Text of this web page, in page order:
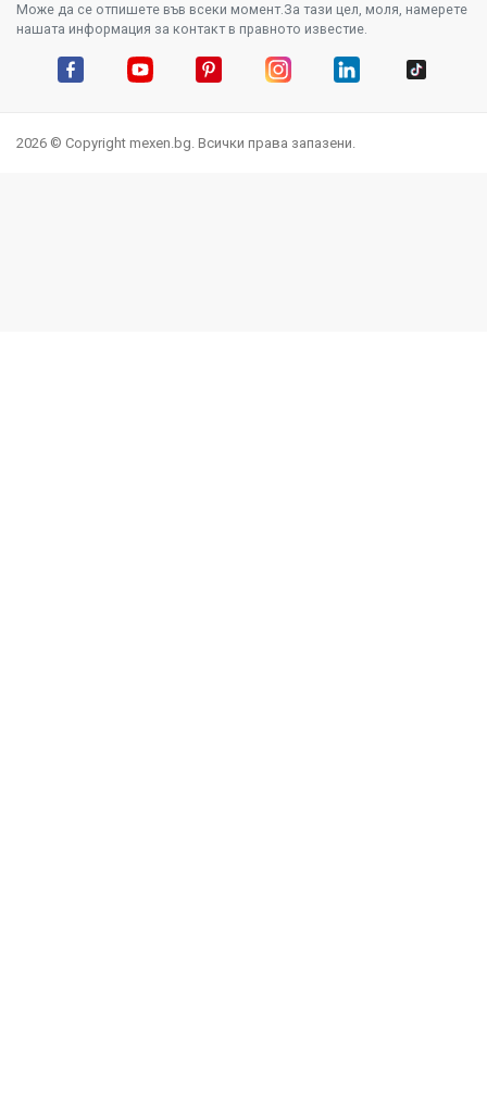
Може да се отпишете във всеки момент.За тази цел, моля, намерете
нашата информация за контакт в правното известие.
2026 © Copyright mexen.bg. Всички права запазени.